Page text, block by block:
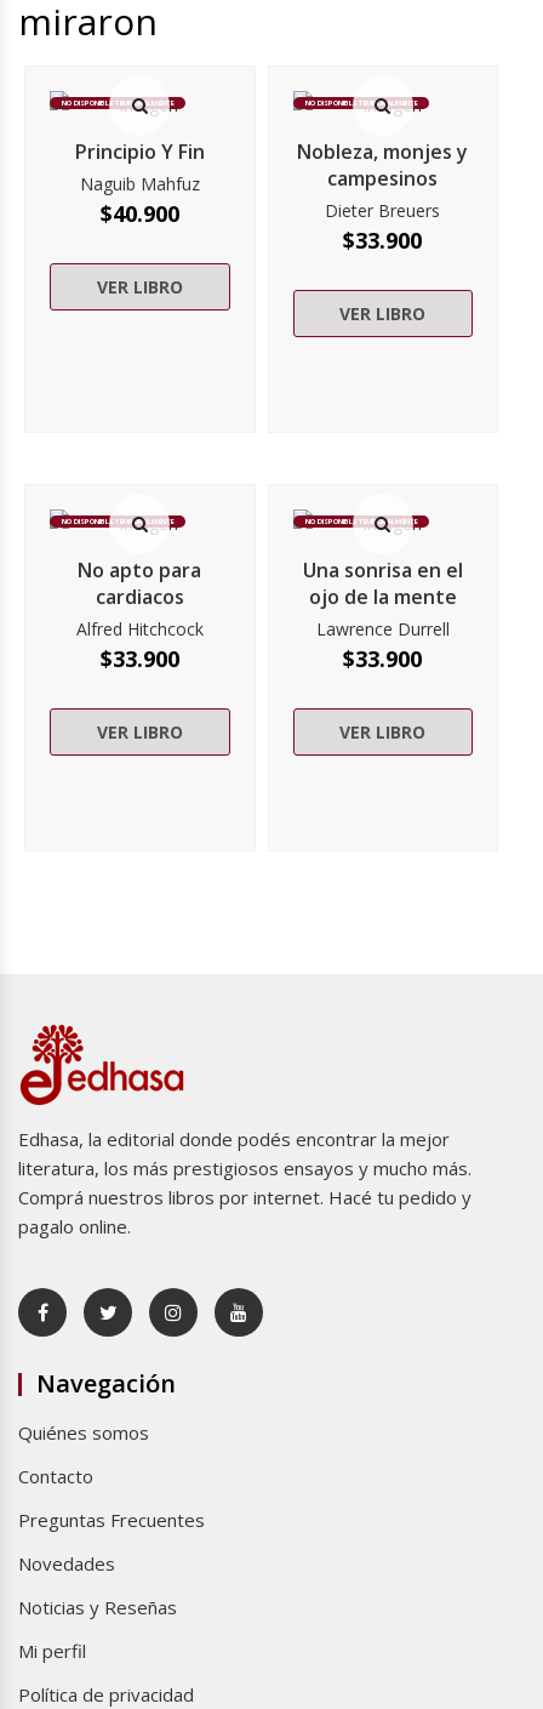
miraron
NO DISPONIBLE TEMPORALMENTE
Principio Y Fin
Naguib Mahfuz
$40.900
VER LIBRO
NO DISPONIBLE TEMPORALMENTE
Nobleza, monjes y
campesinos
Dieter Breuers
$33.900
VER LIBRO
NO DISPONIBLE TEMPORALMENTE
No apto para
cardiacos
Alfred Hitchcock
$33.900
VER LIBRO
NO DISPONIBLE TEMPORALMENTE
Una sonrisa en el
ojo de la mente
Lawrence Durrell
$33.900
VER LIBRO
Edhasa, la editorial donde podés encontrar la mejor
literatura, los más prestigiosos ensayos y mucho más.
Comprá nuestros libros por internet. Hacé tu pedido y
pagalo online.
Navegación
Quiénes somos
Contacto
Preguntas Frecuentes
Novedades
Noticias y Reseñas
Mi perfil
Política de privacidad